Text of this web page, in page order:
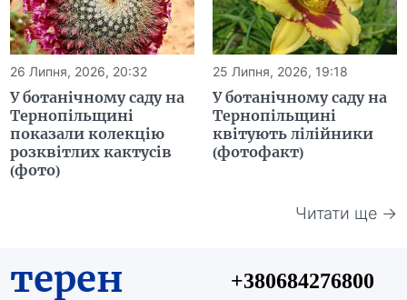
26 Липня, 2026, 20:32
У ботанічному саду на
Тернопільщині
показали колекцію
розквітлих кактусів
(фото)
25 Липня, 2026, 19:18
У ботанічному саду на
Тернопільщині
квітують лілійники
(фотофакт)
Читати ще →
терен +380684276800